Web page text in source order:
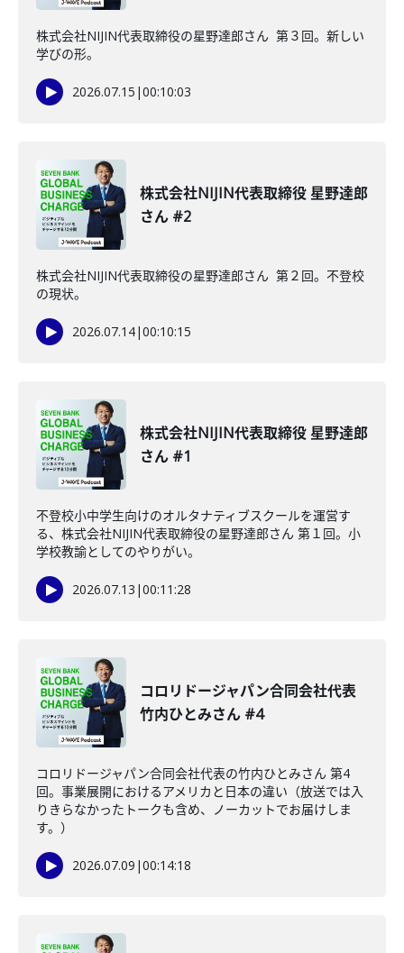
株式会社NIJIN代表取締役の星野達郎さん 第３回。新しい
学びの形。
2026.07.15 |00:10:03
株式会社NIJIN代表取締役 星野達郎
さん #2
株式会社NIJIN代表取締役の星野達郎さん 第２回。不登校
の現状。
2026.07.14|00:10:15
株式会社NIJIN代表取締役 星野達郎
さん #1
不登校小中学生向けのオルタナティブスクールを運営す
る、株式会社NIJIN代表取締役の星野達郎さん 第１回。小
学校教諭としてのやりがい。
2026.07.13 |00:11:28
コロリドージャパン合同会社代表
竹内ひとみさん #4
コロリドージャパン合同会社代表の竹内ひとみさん 第4
回。事業展開におけるアメリカと日本の違い（放送では入
りきらなかったトークも含め、ノーカットでお届けしま
す。）
2026.07.09 |00:14:18